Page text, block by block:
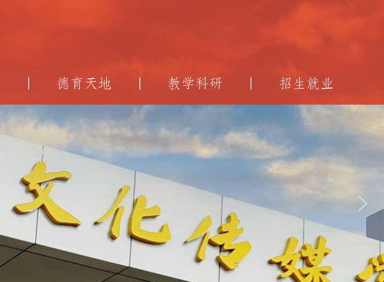
德育天地 教学科研 招生就业